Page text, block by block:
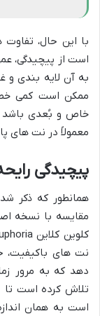
با این حال،
است از پیچیدگی،
به آن لایه بندی و
خاص و بُعدی باشد
معمولاً در نت های
پیچیدگی
مقایسه با نسخه
نت های باکیفیت،
دهد که به مرور
تلاش کرده است تا
است به همان